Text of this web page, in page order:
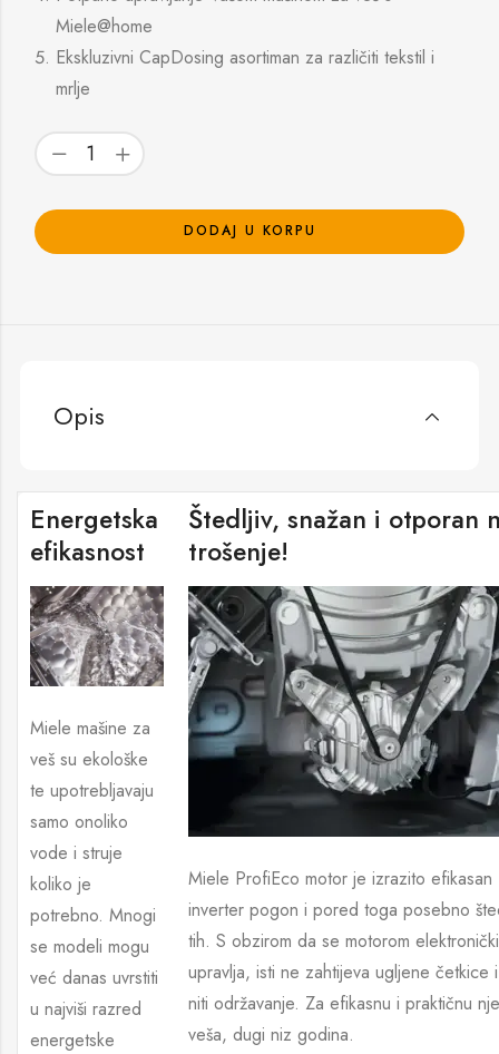
Miele@home
Ekskluzivni CapDosing asortiman za različiti tekstil i
mrlje
DODAJ U KORPU
Opis
Energetska
efikasnost
Miele mašine za
veš su ekološke
te upotrebljavaju
samo onoliko
vode i struje
koliko je
potrebno. Mnogi
se modeli mogu
već danas uvrstiti
u najviši razred
energetske
Štedljiv, snažan i otporan
trošenje!
Miele ProfiEco motor je izrazito efikasan
inverter pogon i pored toga posebno
tih. S obzirom da se motorom elektronički
upravlja, isti ne zahtijeva ugljene četkice
niti održavanje. Za efikasnu i praktičnu
veša, dugi niz godina.